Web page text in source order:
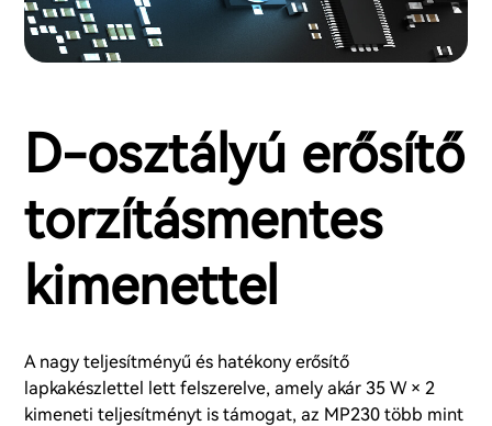
D-osztályú erősítő
torzításmentes
kimenettel
A nagy teljesítményű és hatékony erősítő
lapkakészlettel lett felszerelve, amely akár 35 W × 2
kimeneti teljesítményt is támogat, az MP230 több mint